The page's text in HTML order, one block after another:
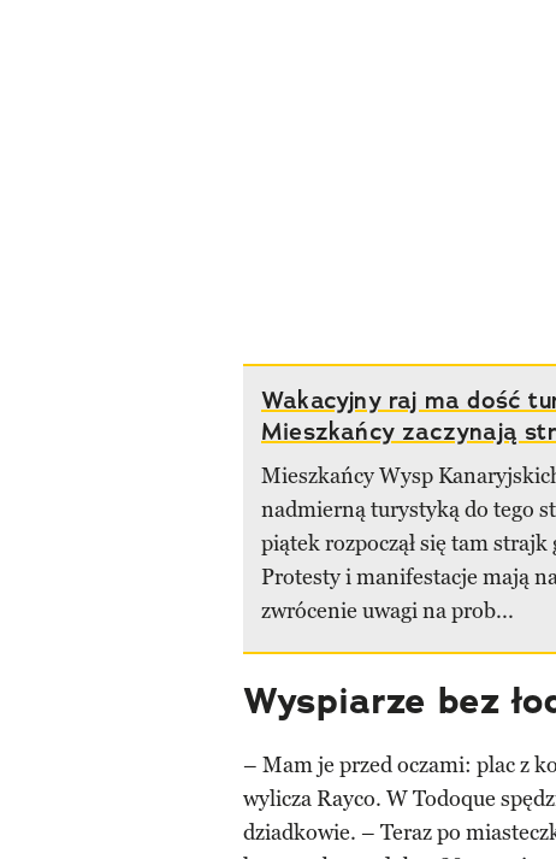
Wakacyjny raj ma dość
Mieszkańcy zaczynają
Mieszkańcy Wysp
nadmierną turystyką do tego
piątek rozpoczął się tam strajk
Protesty i manifestacje mają
zwrócenie uwagi na prob...
Wyspiarze bez
– Mam je przed oczami: plac z
wylicza Rayco. W Todoque
dziadkowie. – Teraz po